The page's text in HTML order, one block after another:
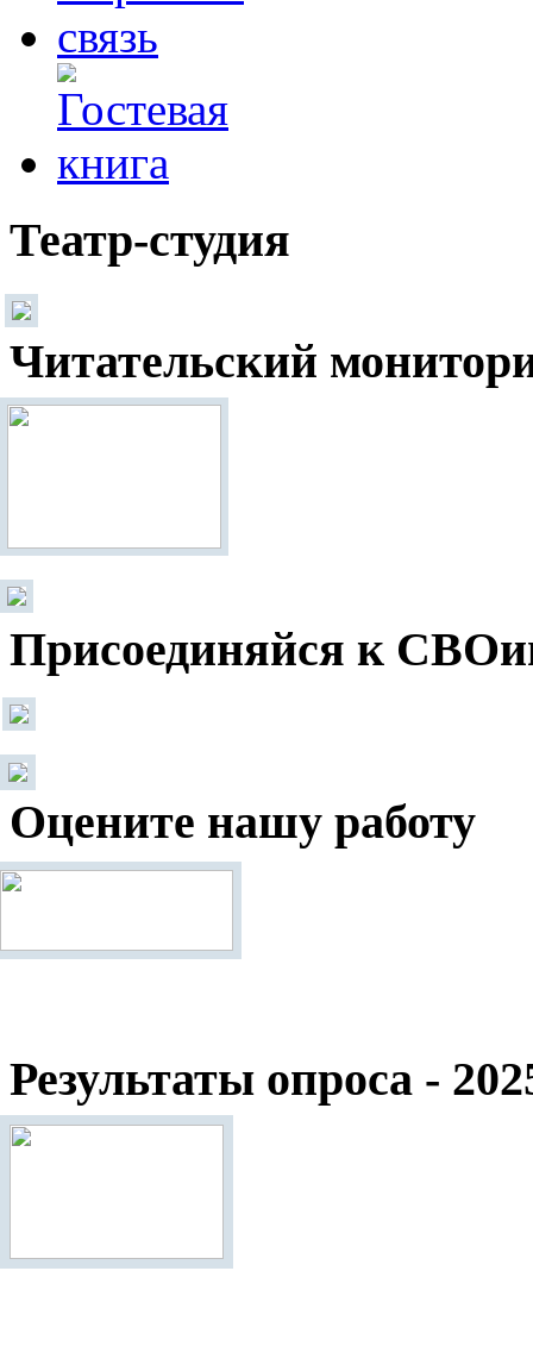
Театр-студия
Читательский
Присоединяйся к
Оцените нашу работу
Результаты опроса -